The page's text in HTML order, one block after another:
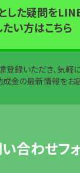
した疑問を
い方はこちら
録いただき、気軽
金の最新情報をお
合わせフ